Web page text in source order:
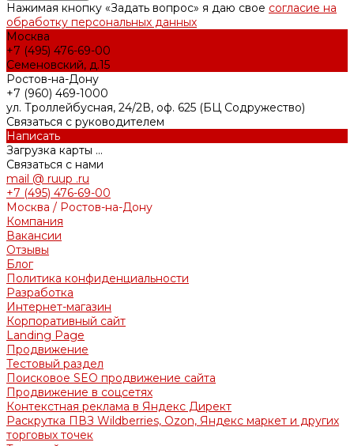
Нажимая кнопку «Задать вопрос» я даю свое согласие на
обработку персональных данных
Москва
+7 (495) 476-69-00
Семеновский, д.15
Ростов-на-Дону
+7 (960) 469-1000
ул. Троллейбусная, 24/2В, оф. 625 (БЦ Содружество)
Связаться с руководителем
Написать
Загрузка карты ...
Связаться с нами
mail @ ruup .ru
+7 (495) 476-69-00
Москва / Ростов-на-Дону
Компания
Вакансии
Отзывы
Блог
Политика конфиденциальности
Разработка
Интернет-магазин
Корпоративный сайт
Landing Page
Продвижение
Тестовый раздел
Поисковое SEO продвижение сайта
Продвижение в соцсетях
Контекстная реклама в Яндекс Директ
Раскрутка ПВЗ Wildberries, Ozon, Яндекс маркет и других
торговых точек